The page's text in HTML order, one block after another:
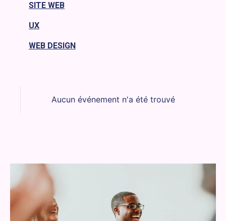
SITE WEB
UX
WEB DESIGN
Aucun événement n'a été trouvé